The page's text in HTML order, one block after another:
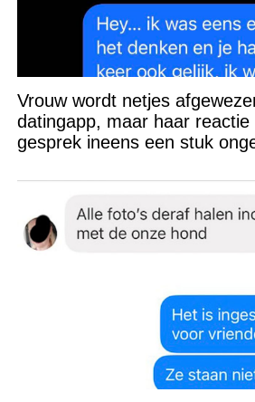
Vrouw wordt netjes
datingapp, maar haar
gesprek ineens een stuk